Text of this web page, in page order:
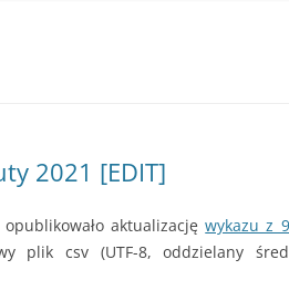
2021 [EDIT]
aktualizacjęwykazu z
plik csv (UTF-8, oddzielany